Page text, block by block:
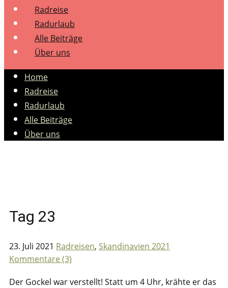
Radreise
Radurlaub
Alle Beiträge
Über uns
Home
Radreise
Radurlaub
Alle Beiträge
Über uns
Tag 23
23. Juli 2021 Radreisen, Skandinavien 2021
Kommentare (3)
Der Gockel war verstellt! Statt um 4 Uhr, krähte er das